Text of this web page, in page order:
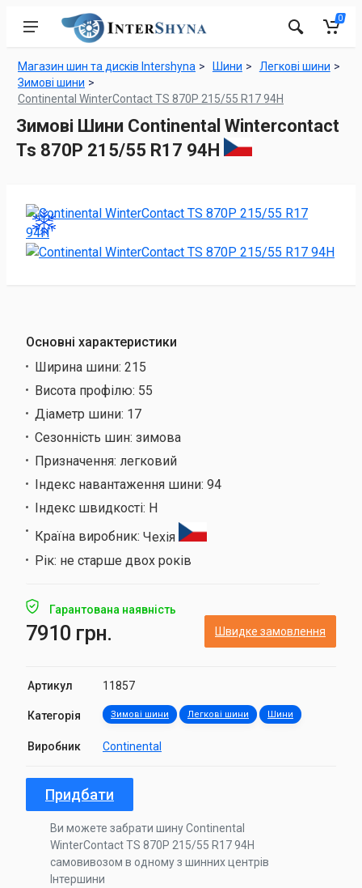
0
Магазин шин та дисків Intershyna Шини
Легкові шини
Зимові шини
Continental WinterContact TS 870P 215/55 R17 94H
Зимові Шини Continental Wintercontact
Ts 870P 215/55 R17 94H
Основні характеристики
Ширина шини: 215
Висота профілю: 55
Діаметр шини: 17
Сезонність шин: зимова
Призначення: легковий
Індекс навантаження шини: 94
Індекс швидкості: H
Країна виробник: Чехія
Рік: не старше двох років
Гарантована наявність
7910 грн. Швидке замовлення
Артикул 11857
Категорія Зимові шини Легкові шини Шини
Виробник Continental
Придбати
Ви можете забрати шину Continental
WinterContact TS 870P 215/55 R17 94H
самовивозом в одному з шинних центрів
Інтершини